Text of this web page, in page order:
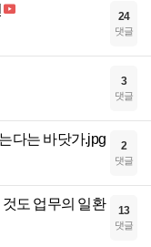
24
댓글
3
댓글
다는 바닷가.jpg 2
댓글
도 업무의 일환
13
댓글